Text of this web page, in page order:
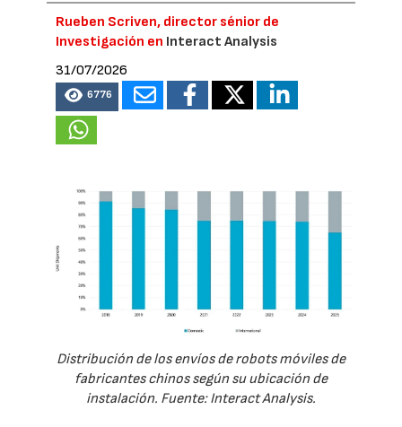
Rueben Scriven, director sénior de
Investigación en Interact Analysis
31/07/2026
6776
Distribución de los envíos de robots móviles de
fabricantes chinos según su ubicación de
instalación. Fuente: Interact Analysis.